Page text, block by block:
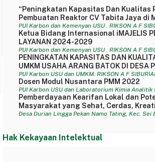
“Peningkatan Kapasitas Dan Kualitas
Pembuatan Reaktor CV Tabita Jaya di
PUI Karbon dan Kemenyan USU . RIKSON A F
Ketua Bidang Internasional iMAJELIS
LAYANAN 2024-2029
PUI Karbon dan Kemenyan USU . RIKSON A F
PENINGKATAN KAPASITAS DAN
UMKM USAHA ARANG BATOK DI DESA
PUI Karbon USU dan UMKM. RIKSON A F
Dosen Modul Nusantara PMM 2022
PUI Karbon USU dan Laboratorium Kimia Analitik
Pemberdayaan Kearifan Lokal dan
Masyarakat yang Sehat, Cerdas,
Desa Durian Lingga Pekan Namo Tating, Kec.
Hak Kekayaan Intelektual